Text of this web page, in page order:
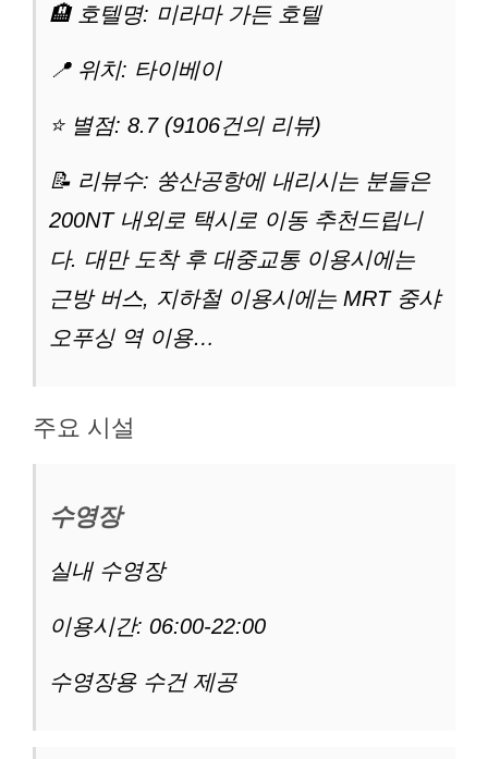
🏨 호텔명: 미라마 가든 호텔
📍 위치: 타이베이
⭐ 별점: 8.7 (9106건의 리뷰)
📝 리뷰수: 쑹산공항에 내리시는 분들은
200NT 내외로 택시로 이동 추천드립니
다. 대만 도착 후 대중교통 이용시에는
근방 버스, 지하철 이용시에는 MRT 중샤
오푸싱 역 이용…
주요 시설
수영장
실내 수영장
이용시간: 06:00-22:00
수영장용 수건 제공